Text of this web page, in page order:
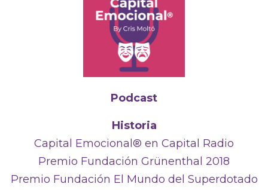
Podcast
Historia
Capital Emocional® en Capital Radio
Premio Fundación Grünenthal 2018
Premio Fundación El Mundo del Superdotado